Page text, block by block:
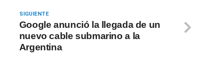
SIGUIENTE
Google anunció la llegada de un
nuevo cable submarino a la
Argentina